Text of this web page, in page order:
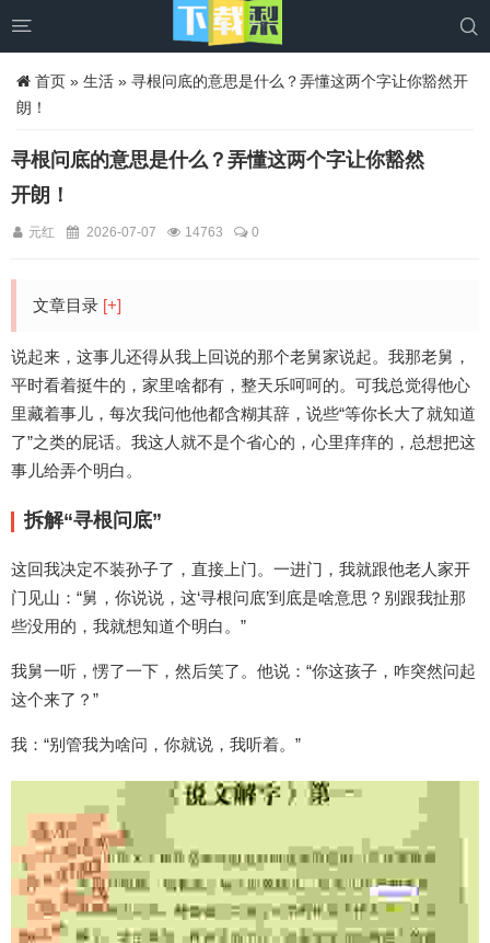
 
首页 » 生活 » 寻根问底的意思是什么？弄懂这两个字让你豁然开
朗！
寻根问底的意思是什么？弄懂这两个字让你豁然
开朗！
元红 2026-07-07 14763 0
文章目录 [+]
说起来，这事儿还得从我上回说的那个老舅家说起。我那老舅，
平时看着挺牛的，家里啥都有，整天乐呵呵的。可我总觉得他心
里藏着事儿，每次我问他他都含糊其辞，说些“等你长大了就知道
了”之类的屁话。我这人就不是个省心的，心里痒痒的，总想把这
事儿给弄个明白。
拆解“寻根问底”
这回我决定不装孙子了，直接上门。一进门，我就跟他老人家开
门见山：“舅，你说说，这‘寻根问底’到底是啥意思？别跟我扯那
些没用的，我就想知道个明白。”
我舅一听，愣了一下，然后笑了。他说：“你这孩子，咋突然问起
这个来了？”
我：“别管我为啥问，你就说，我听着。”